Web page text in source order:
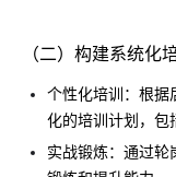
（二）构建系统化
个性化培训：根据
化的培训计划，包
实战锻炼：通过轮